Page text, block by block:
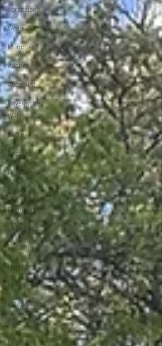
Vorspeisen
Wraps
München
Aachen
Augsburg
Bayerischer
Wald
Berlin
Bochum
Duisburg
Düsseldorf
Frankfurt
Göppingen
Günzburg
Hamburg
Hannover
Ingolstadt
Köln
Krefeld